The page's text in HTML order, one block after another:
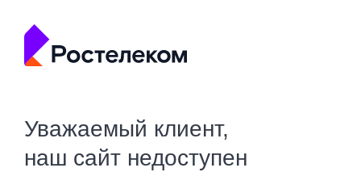
Уважаемый клиент,
наш сайт недоступен